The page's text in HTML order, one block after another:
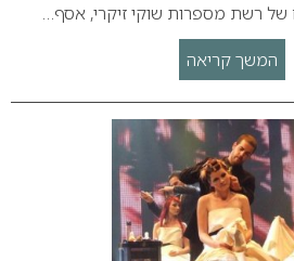
של רשת מספרות שוקי זיקרי, אסף…
המשך קריאה